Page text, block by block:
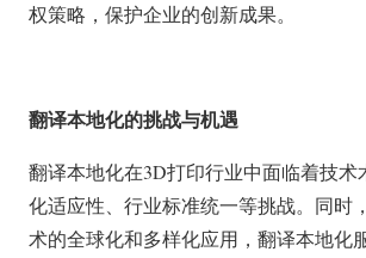
权策略，保护企业的创新成果。
翻译本地化的挑战与机遇
翻译本地化在3D打印行业中面临着技术
化适应性、行业标准统一等挑战。同时
术的全球化和多样化应用，翻译本地化